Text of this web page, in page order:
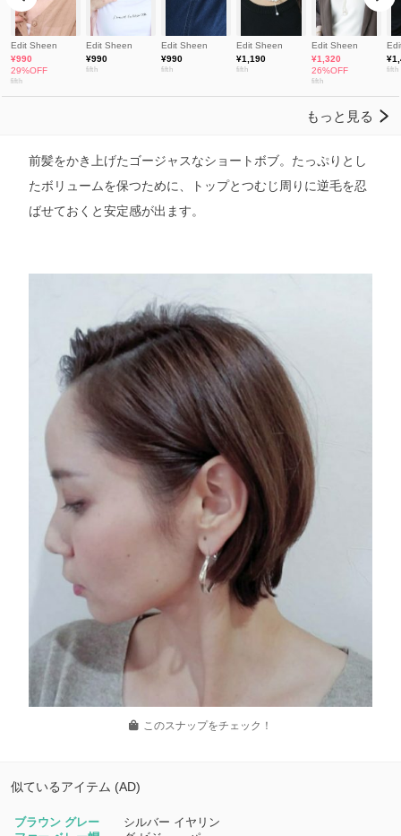
前髪をかき上げたゴージャスなショートボブ。たっぷりとし
たボリュームを保つために、トップとつむじ周りに逆毛を忍
ばせておくと安定感が出ます。
このスナップをチェック！